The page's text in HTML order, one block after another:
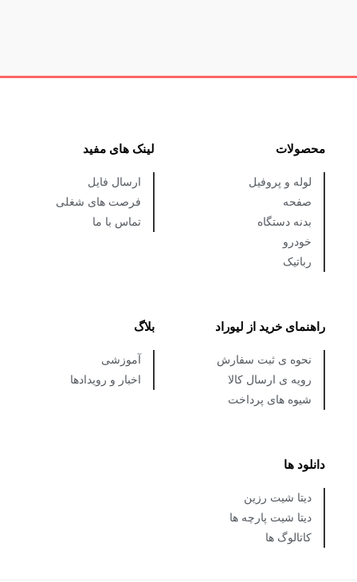
محصولات
لوله و پروفیل
صفحه
بدنه دستگاه
خودرو
رباتیک
لینک های مفید
ارسال فایل
فرصت های شغلی
تماس با ما
راهنمای خرید از لیوراد
نحوه ی ثبت سفارش
رویه ی ارسال کالا
شیوه های پرداخت
بلاگ
آموزشی
اخبار و رویدادها
دانلود ها
دیتا شیت رزین
دیتا شیت پارچه ها
کاتالوگ ها